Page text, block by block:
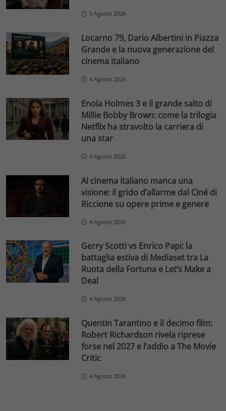
5 Agosto 2026
Locarno 79, Dario Albertini in Piazza
Grande e la nuova generazione del
cinema italiano
4 Agosto 2026
Enola Holmes 3 e il grande salto di
Millie Bobby Brown: come la trilogia
Netflix ha stravolto la carriera di
una star
4 Agosto 2026
Al cinema italiano manca una
visione: il grido d’allarme dal Ciné di
Riccione su opere prime e genere
4 Agosto 2026
Gerry Scotti vs Enrico Papi: la
battaglia estiva di Mediaset tra La
Ruota della Fortuna e Let’s Make a
Deal
4 Agosto 2026
Quentin Tarantino e il decimo film:
Robert Richardson rivela riprese
forse nel 2027 e l’addio a The Movie
Critic
4 Agosto 2026